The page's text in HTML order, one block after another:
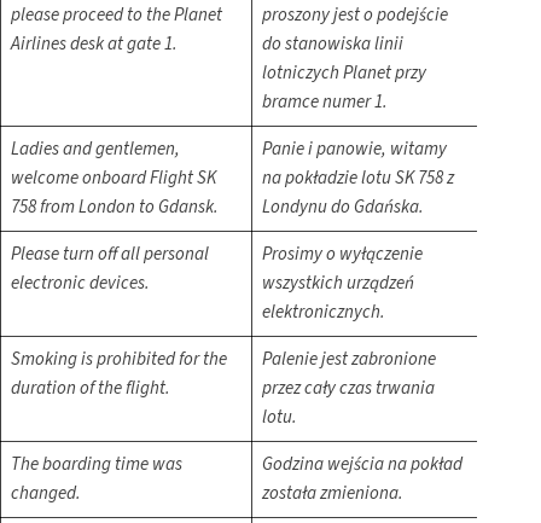
please proceed to the Planet
Airlines desk at gate 1.
proszony jest o podejście
do stanowiska linii
lotniczych Planet przy
bramce numer 1.
Ladies and gentlemen,
welcome onboard Flight SK
758 from London to Gdansk.
Panie i panowie, witamy
na pokładzie lotu SK 758 z
Londynu do Gdańska.
Please turn off all personal
electronic devices.
Prosimy o wyłączenie
wszystkich urządzeń
elektronicznych.
Smoking is prohibited for the
duration of the flight.
Palenie jest zabronione
przez cały czas trwania
lotu.
The boarding time was
changed.
Godzina wejścia na pokład
została zmieniona.